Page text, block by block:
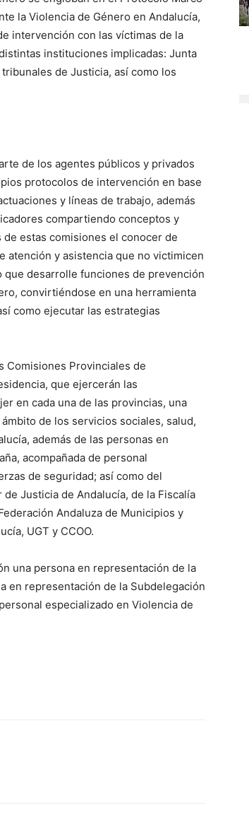
la Violencia de Género en Andalucía,
intervención con las víctimas de la
instituciones implicadas: Junta
de Justicia, así como los
de los agentes públicos y privados
protocolos de intervención en base
y líneas de trabajo, además
compartiendo conceptos y
estas comisiones el conocer de
y asistencia que no victimicen
desarrolle funciones de prevención
convirtiéndose en una herramienta
como ejecutar las estrategias
Comisiones Provinciales de
que ejercerán las
en cada una de las provincias, una
de los servicios sociales, salud,
además de las personas en
acompañada de personal
de seguridad; así como del
Justicia de Andalucía, de la Fiscalía
Andaluza de Municipios y
UGT y CCOO.
una persona en representación de la
en representación de la Subdelegación
especializado en Violencia de